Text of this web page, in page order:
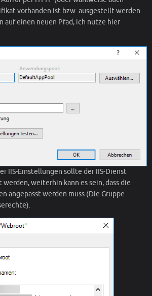
vorhanden ist bzw. ausgestellt werden
auf einen neuen Pfad, ich nutze hier
IIS-Einstellungen sollte der IIS-Dienst
weiterhin kann es sein, dass die
angepasst werden muss (Die Gruppe